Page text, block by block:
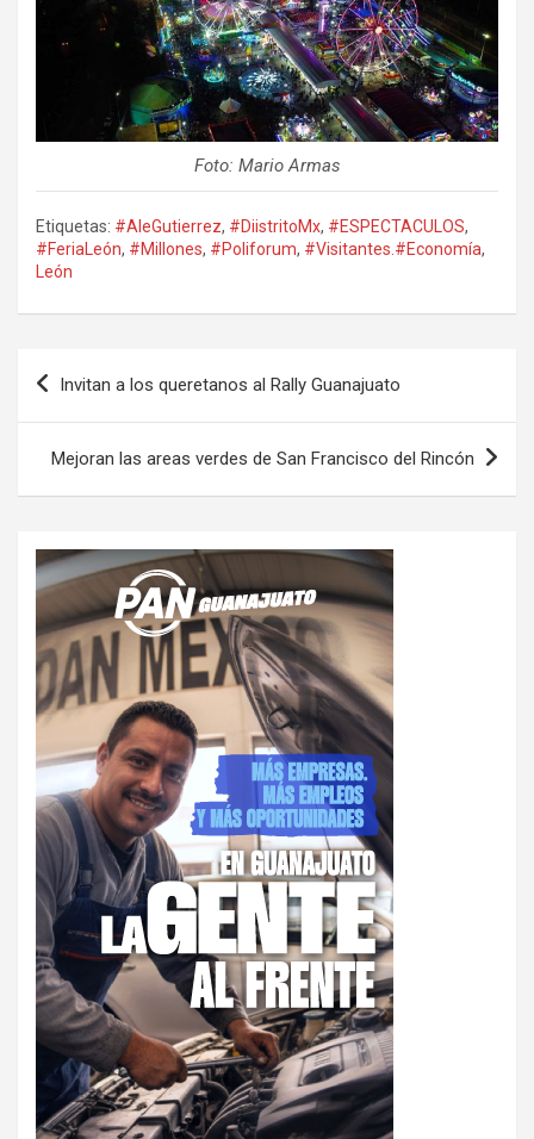
Foto: Mario Armas
Etiquetas: #AleGutierrez, #DiistritoMx, #ESPECTACULOS,
#FeriaLeón, #Millones, #Poliforum, #Visitantes.#Economía,
León
Navegación
de
Invitan a los queretanos al Rally Guanajuato
Mejoran las areas verdes de San Francisco del Rincón